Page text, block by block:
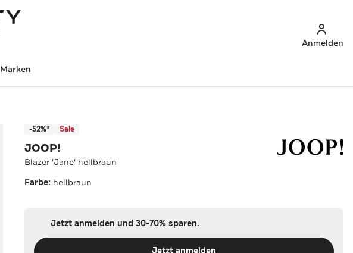
Anmelden
Marken
-52%* Sale
JOOP!
Blazer 'Jane' hellbraun
Farbe: hellbraun
Jetzt anmelden und 30-70% sparen.